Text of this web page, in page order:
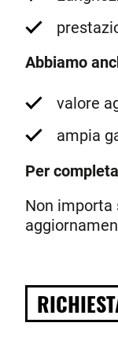
Abbiamo
valore
ampia
Per
Non importa